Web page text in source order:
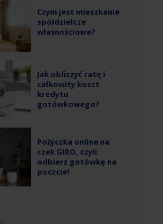
Czym jest mieszkanie
spółdzielcze
własnościowe?
Jak obliczyć ratę i
całkowity koszt
kredytu
gotówkowego?
Pożyczka online na
czek GIRO, czyli
odbierz gotówkę na
poczcie!